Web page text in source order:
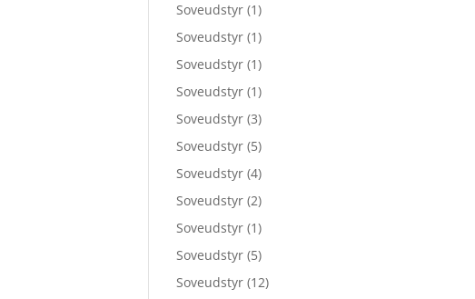
Soveudstyr (1)
Soveudstyr (1)
Soveudstyr (1)
Soveudstyr (1)
Soveudstyr (3)
Soveudstyr (5)
Soveudstyr (4)
Soveudstyr (2)
Soveudstyr (1)
Soveudstyr (5)
Soveudstyr (12)